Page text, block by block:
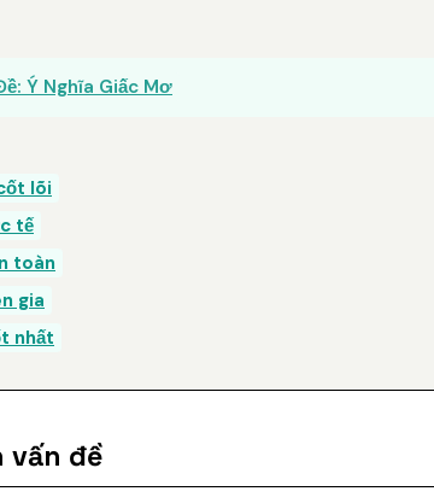
Ý Nghĩa Giấc Mơ
lõi
tế
toàn
gia
nhất
vấn đề